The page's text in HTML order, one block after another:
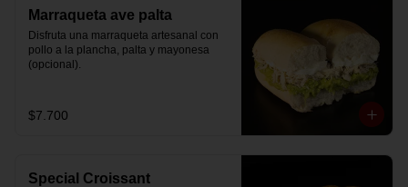
Marraqueta ave palta
Disfruta una marraqueta artesanal con
pollo a la plancha, palta y mayonesa
(opcional).
$7.700
Special Croissant